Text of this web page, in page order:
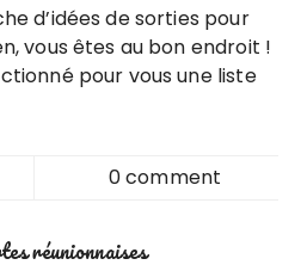
vous êtes au bon endroit !
pour vous une liste
0 comment
réunionnaises